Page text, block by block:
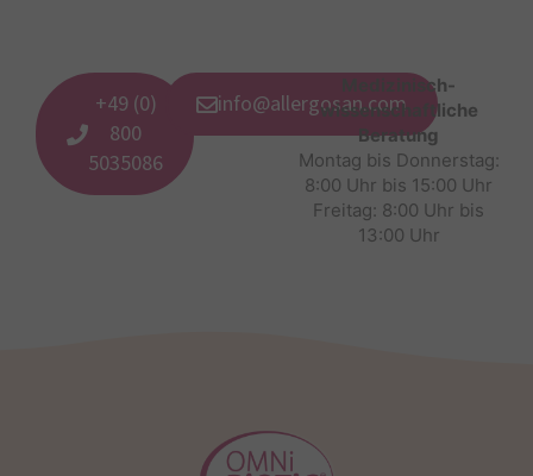
+49 (0)
800
5035086
info@allergosan.com
Medizinisch-
wissenschaftliche
Beratung
Montag bis Donnerstag:
8:00 Uhr bis 15:00 Uhr
Freitag: 8:00 Uhr bis
13:00 Uhr